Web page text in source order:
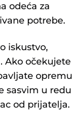
odeća za
potrebe.
iskustvo,
Ako očekujete
opremu
sasvim u redu
od prijatelja.